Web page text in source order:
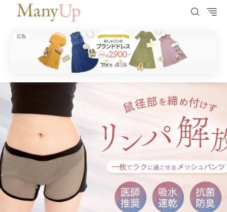
広告
ManyUp（メニーアップ）
フェムケア 【“履くだけケア”という新習慣】婦人科医師が開発協力、医療